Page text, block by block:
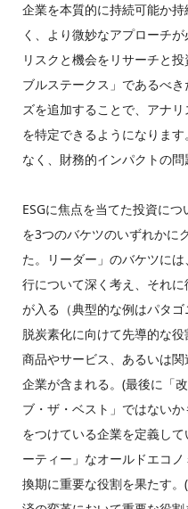
企業を本質的に持続可能か
く、より微妙なアプローチ
リスクと機会をリサーチと
ブルステークス」であるべ
ズを追加することで、アナ
を特定できるようになりま
なく、財務的インパクトの問
ESGに焦点を当てた投資に
を3つのバケツのいずれかに
た。リーダー」のバケツに
行について深く考え、それ
が入る（典型的な例はパタゴ
脱炭素化に向けて先導的な
商品やサービス、あるいは
企業が含まれる。(最後に「
ブ・ザ・ベスト」ではない
をつけている企業を定義し
ーティー」なオールドエコ
換期に重要な役割を果たす